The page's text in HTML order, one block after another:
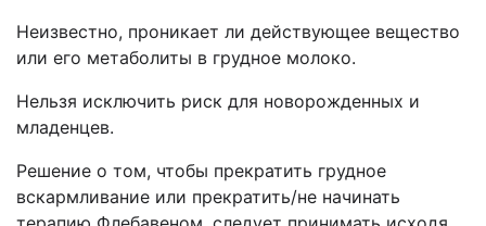
Неизвестно, проникает ли действующее вещество
или его метаболиты в грудное молоко.
Нельзя исключить риск для новорожденных и
младенцев.
Решение о том, чтобы прекратить грудное
вскармливание или прекратить/не начинать